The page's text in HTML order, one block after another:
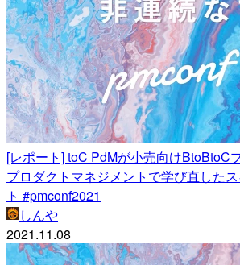
[レポート] toC PdMが小売向けBtoBtoC
プロダクトマネジメントで学び直した
ト #pmconf2021
しんや
2021.11.08